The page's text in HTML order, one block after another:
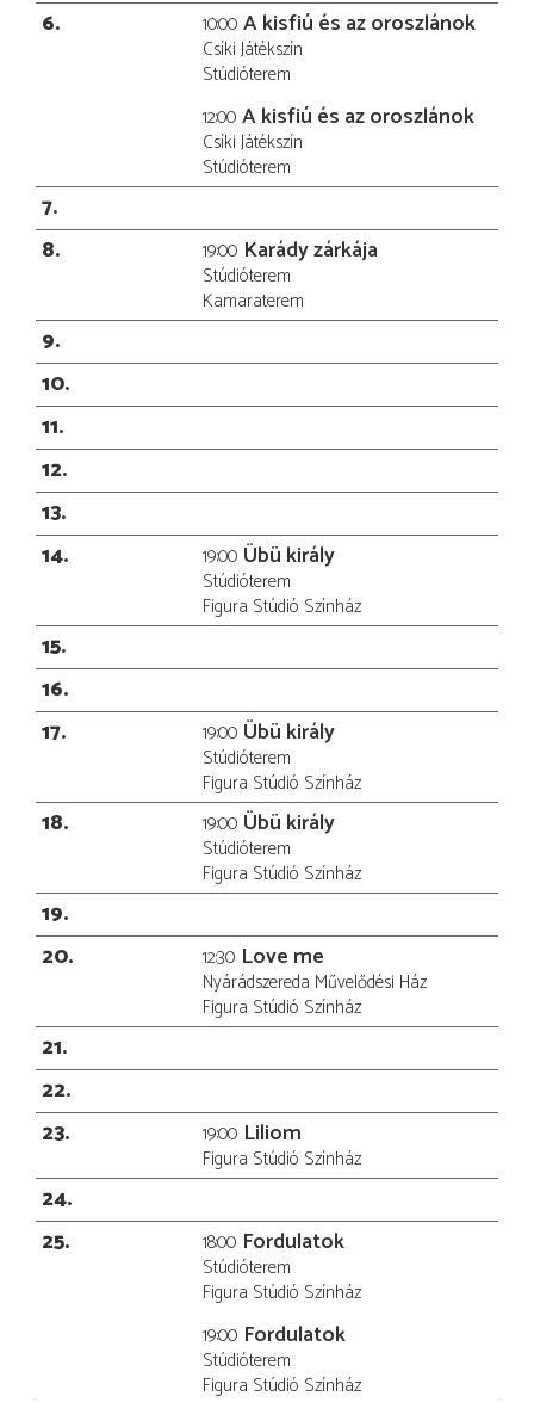
6 10:00 A kisfiú és az oroszlánok
Csíki Játékszín
Stúdióterem
12:00 A kisfiú és az oroszlánok
Csíki Játékszín
Stúdióterem
7
8
19:00 Karády zárkája
Stúdióterem
Kamaraterem
9
10
11
12
13
14
19:00 Übü király
Stúdióterem
Figura Stúdió Színház
15
16
17
19:00 Übü király
Stúdióterem
Figura Stúdió Színház
18 19:00 Übü király
Stúdióterem
Figura Stúdió Színház
19
20
12:30 Love me
Nyárádszereda Művelődési Ház
Figura Stúdió Színház
21
22
23
19:00 Liliom
Figura Stúdió Színház
24
25
18:00 Fordulatok
Stúdióterem
Figura Stúdió Színház
19:00 Fordulatok
Stúdióterem
Figura Stúdió Színház